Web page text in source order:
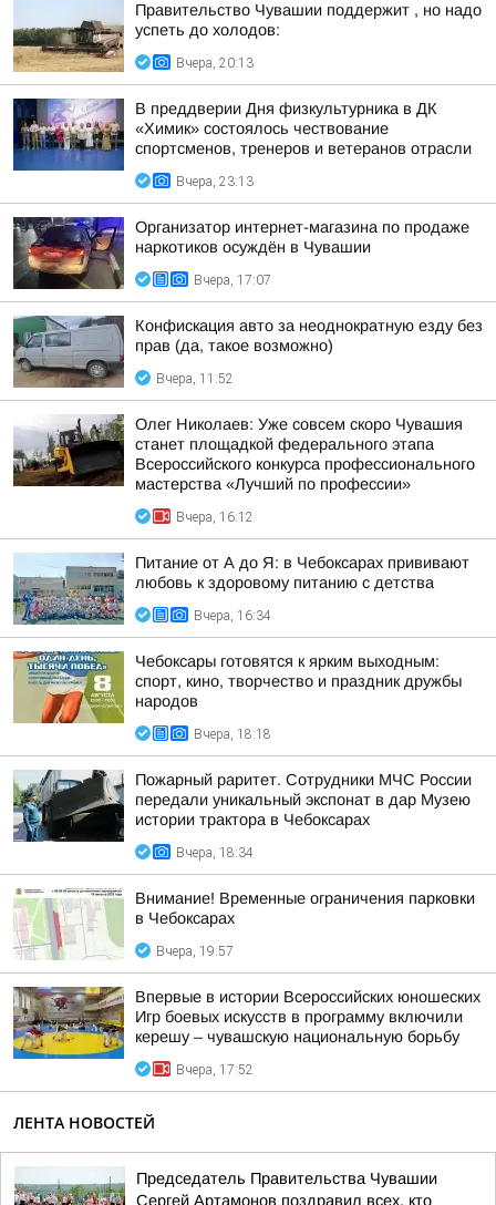
Правительство Чувашии поддержит , но надо
успеть до холодов:
Вчера, 20:13
В преддверии Дня физкультурника в ДК
«Химик» состоялось чествование
спортсменов, тренеров и ветеранов отрасли
Вчера, 23:13
Организатор интернет-магазина по продаже
наркотиков осуждён в Чувашии
Вчера, 17:07
Конфискация авто за неоднократную езду без
прав (да, такое возможно)
Вчера, 11:52
Олег Николаев: Уже совсем скоро Чувашия
станет площадкой федерального этапа
Всероссийского конкурса профессионального
мастерства «Лучший по профессии»
Вчера, 16:12
Питание от А до Я: в Чебоксарах прививают
любовь к здоровому питанию с детства
Вчера, 16:34
Чебоксары готовятся к ярким выходным:
спорт, кино, творчество и праздник дружбы
народов
Вчера, 18:18
Пожарный раритет. Сотрудники МЧС России
передали уникальный экспонат в дар Музею
истории трактора в Чебоксарах
Вчера, 18:34
Внимание! Временные ограничения парковки
в Чебоксарах
Вчера, 19:57
Впервые в истории Всероссийских юношеских
Игр боевых искусств в программу включили
керешу – чувашскую национальную борьбу
Вчера, 17:52
ЛЕНТА НОВОСТЕЙ
Председатель Правительства Чувашии
Сергей Артамонов поздравил всех, кто